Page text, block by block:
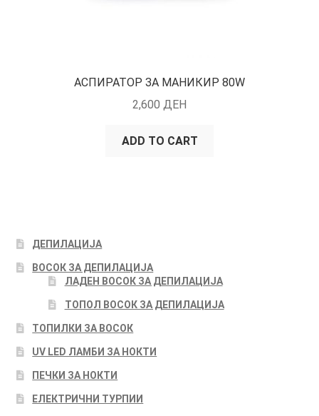
АСПИРАТОР ЗА МАНИКИР 80W
2,600 ДЕН
ADD TO CART
ДЕПИЛАЦИЈА
ВОСОК ЗА ДЕПИЛАЦИЈА
ЛАДЕН ВОСОК ЗА ДЕПИЛАЦИЈА
ТОПОЛ ВОСОК ЗА ДЕПИЛАЦИЈА
ТОПИЛКИ ЗА ВОСОК
UV LED ЛАМБИ ЗА НОКТИ
ПЕЧКИ ЗА НОКТИ
ЕЛЕКТРИЧНИ ТУРПИИ